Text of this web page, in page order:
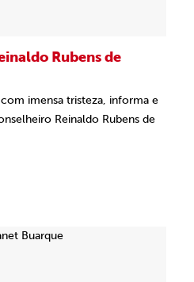
Rubens de
imensa tristeza, informa e
Reinaldo Rubens de